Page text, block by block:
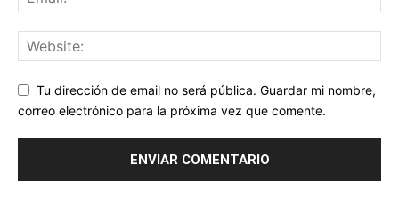
Tu dirección de email no será pública. Guardar mi nombre,
correo electrónico para la próxima vez que comente.